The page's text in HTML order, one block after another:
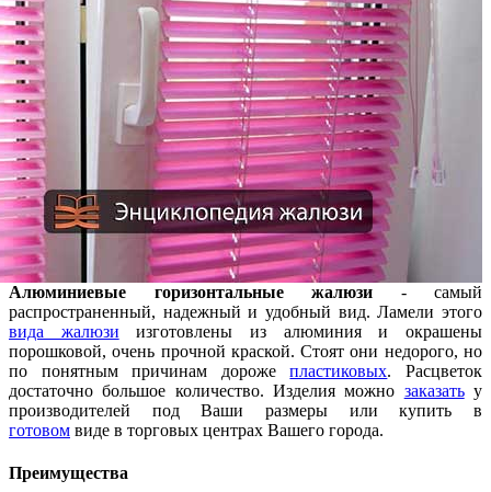
Алюминиевые горизонтальные жалюзи - самый
распространенный, надежный и удобный вид. Ламели этого
вида жалюзи изготовлены из алюминия и окрашены
порошковой, очень прочной краской. Стоят они недорого, но
по понятным причинам дорожепластиковых. Расцветок
достаточно большое количество. Изделия можно заказатьу
производителей под Ваши размеры или купить в
готовом виде в торговых центрах Вашего города.
Преимущества